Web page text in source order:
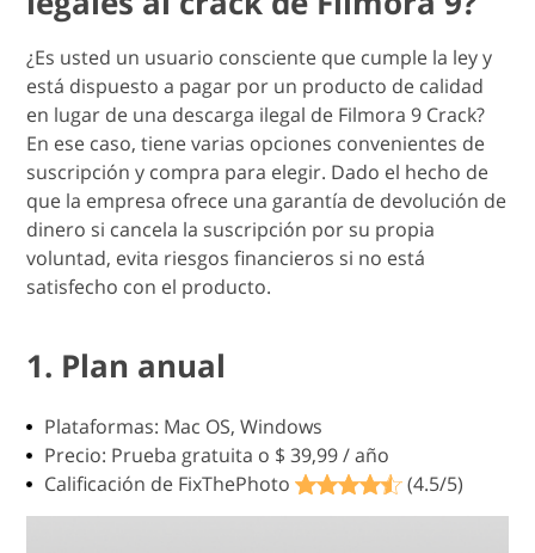
¿Es usted un usuario consciente que cumple la ley y
está dispuesto a pagar por un producto de calidad
en lugar de una descarga ilegal de Filmora 9 Crack?
En ese caso, tiene varias opciones convenientes de
suscripción y compra para elegir. Dado el hecho de
que la empresa ofrece una garantía de devolución de
dinero si cancela la suscripción por su propia
voluntad, evita riesgos financieros si no está
satisfecho con el producto.
1. Plan anual
Plataformas: Mac OS, Windows
Precio: Prueba gratuita o $ 39,99 / año
Calificación de FixThePhoto
(4.5/5)